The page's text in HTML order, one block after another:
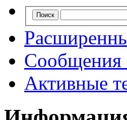
Сообщения
Активные